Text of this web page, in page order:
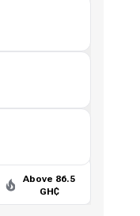
Above 86.5
GH₵